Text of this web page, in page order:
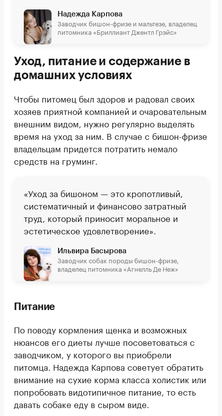
Надежда Карпова
Заводчик бишон-фризе и мальтезе, владелец
питомника «Бриллиант Джентл Грэйс»
Уход, питание и содержание в
домашних условиях
Чтобы питомец был здоров и радовал своих
хозяев приятной компанией и очаровательным
внешним видом, нужно регулярно выделять
время на уход за ним. В случае с бишон-фризе
владельцам придется потратить немало
средств на груминг.
«Уход за бишоном — это кропотливый,
систематичный и финансово затратный
труд, который приносит моральное и
эстетическое удовлетворение».
Ильвира Басырова
Заводчик собак породы бишон-фризе,
владелец питомника «Агнелль Де Неж»
Питание
По поводу кормления щенка и возможных
нюансов его диеты лучше посоветоваться с
заводчиком, у которого вы приобрели
питомца. Надежда Карпова советует обратить
внимание на сухие корма класса холистик или
попробовать видотипичное питание, то есть
давать собаке еду в сыром виде.